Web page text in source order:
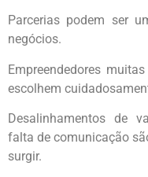
Parcerias podem ser
negócios.
Empreendedores
escolhem
Desalinhamentos de
falta de comunicação
surgir.